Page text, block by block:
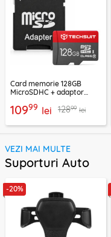
Card memorie 128GB
MicroSDHC + adaptor
10999 lei 12899 lei
VEZI MAI MULTE
Suporturi Auto
-20%